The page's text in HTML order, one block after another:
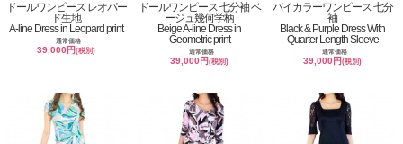
ドールワンピース レオパー
ド生地
A-line Dress in Leopard print
通常価格
39,000円(税別)
ドールワンピース 七分袖 ベ
ージュ幾何学柄
Beige A-line Dress in
Geometric print
通常価格
39,000円(税別)
バイカラーワンピース 七分
袖
Black & Purple Dress With
Quarter Length Sleeve
通常価格
39,000円(税別)